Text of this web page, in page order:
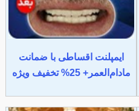
ایمپلنت اقساطی با ضمانت
مادام‌العمر+ 25% تخفیف ویژه